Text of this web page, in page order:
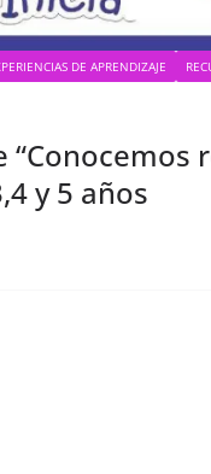
DE APRENDIZAJE
“Conocemos
y 5 años